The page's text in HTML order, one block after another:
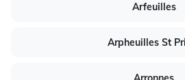
Arfeuilles
Arpheuilles St